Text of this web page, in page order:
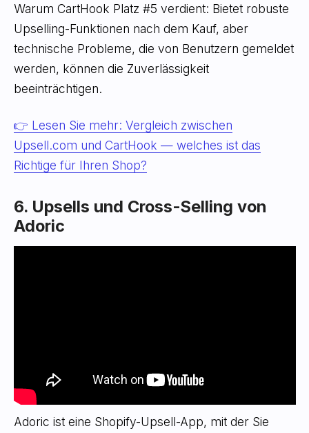
Warum CartHook Platz #5 verdient: Bietet robuste
Upselling-Funktionen nach dem Kauf, aber
technische Probleme, die von Benutzern gemeldet
werden, können die Zuverlässigkeit
beeinträchtigen.
👉 Lesen Sie mehr: Vergleich zwischen
Upsell.com und CartHook — welches ist das
Richtige für Ihren Shop?
6. Upsells und Cross-Selling von
Adoric
Adoric ist eine Shopify-Upsell-App, mit der Sie